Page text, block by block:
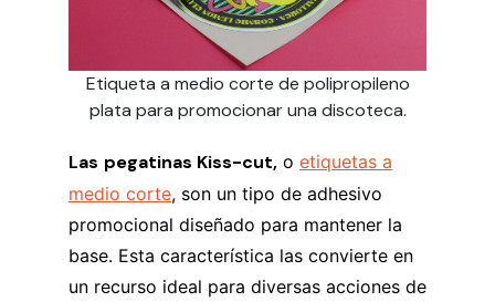
Etiqueta a medio corte de polipropileno
plata para promocionar una discoteca.
Las pegatinas Kiss-cut, o etiquetas a
medio corte, son un tipo de adhesivo
promocional diseñado para mantener la
base. Esta característica las convierte en
un recurso ideal para diversas acciones de